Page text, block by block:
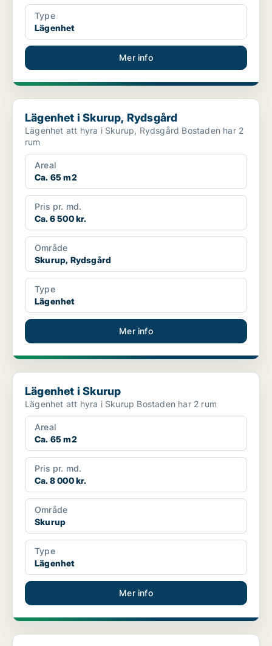
Type
Lägenhet
Mer info
Lägenhet i Skurup, Rydsgård
Lägenhet i Skurup, Rydsgård
Lägenhet att hyra i Skurup, Rydsgård Bostaden har 2
rum
Areal
Ca. 65 m2
Pris pr. md.
Ca. 6 500 kr.
Område
Skurup, Rydsgård
Type
Lägenhet
Mer info
Lägenhet i Skurup
Lägenhet i Skurup
Lägenhet att hyra i Skurup Bostaden har 2 rum
Areal
Ca. 65 m2
Pris pr. md.
Ca. 8 000 kr.
Område
Skurup
Type
Lägenhet
Mer info
Lägenhet i Skurup